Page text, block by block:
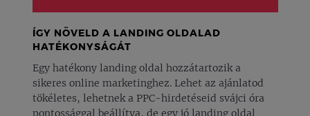
ÍGY NÖVELD A LANDING OLDALAD
HATÉKONYSÁGÁT
Egy hatékony landing oldal hozzátartozik a
sikeres online marketinghez. Lehet az ajánlatod
tökéletes, lehetnek a PPC-hirdetéseid svájci óra
pontossággal beállítva, de egy jó landing oldal